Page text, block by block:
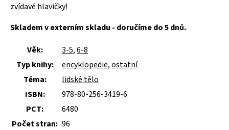
zvídavé hlavičky!
Skladem v externím skladu - doručíme do 5 dnů.
Věk:
3-5,6-8
Typ knihy:
encyklopedie,ostatní
Téma:
lidské tělo
ISBN:
978-80-256-3419-6
PCT:
6480
Počet stran: 96